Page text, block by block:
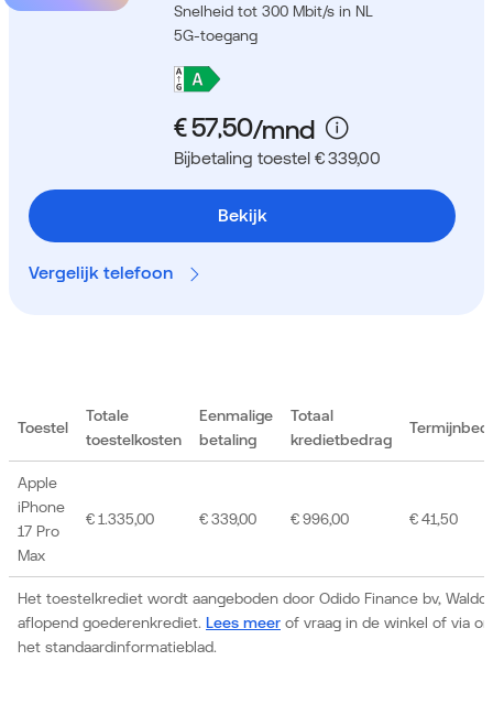
Snelheid tot 300 Mbit/s in NL
5G-toegang
Bijbetaling toestel € 339,00
Bekijk
Vergelijk telefoon
Toestel
Totale
toestelkosten
Eenmalige
betaling
Totaal
kredietbedrag
Het toestelkrediet wordt aangeboden door Odido Finance bv,
aflopend goederenkrediet. Lees meer of vraag in de winkel of via
het standaardinformatieblad.
Apple
iPhone
17 Pro
Max
€ 1.335,00 € 339,00 € 996,00 € 41,50